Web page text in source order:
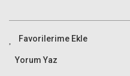
Yorum Yaz